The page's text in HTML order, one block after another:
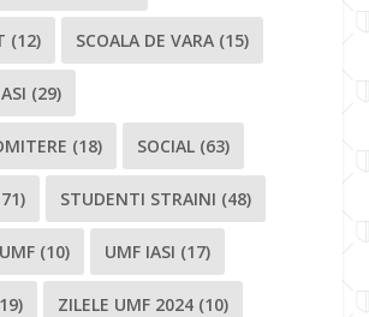
(12) SCOALA DE VARA (15)
(29)
(18) SOCIAL (63)
STUDENTI STRAINI (48)
UMF (10) UMF IASI (17)
ZILELE UMF 2024 (10)